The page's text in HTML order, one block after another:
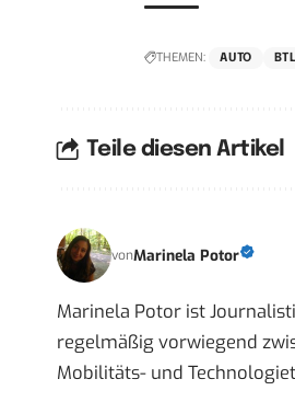
THEMEN: AUTO
Teile diesen Artikel
vonMarinela Potor
Marinela Potor ist
regelmäßig vorwiegend
Mobilitäts- und